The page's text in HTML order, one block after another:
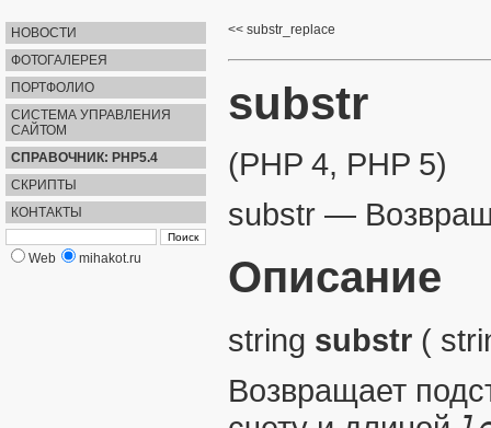
НОВОСТИ
ФОТОГАЛЕРЕЯ
ПОРТФОЛИО
СИСТЕМА УПРАВЛЕНИЯ
САЙТОМ
СПРАВОЧНИК: PHP5.4
СКРИПТЫ
КОНТАКТЫ
Web mihakot.ru
substr_replace
substr
(PHP 4, PHP 5)
substr —
Описание
string substr (
Возвращает